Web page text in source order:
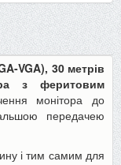
VGA), 30 метрів
з феритовим
монітора до
передачею
і тим самим для